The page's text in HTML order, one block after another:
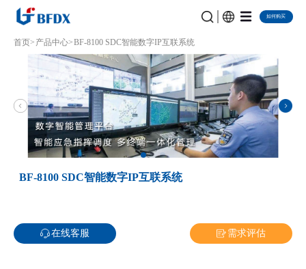
如何购买
首页 产品中心 BF-8100 SDC智能数字IP互联系统
BF-8100 SDC智能数字IP互联系统
在线客服 需求评估